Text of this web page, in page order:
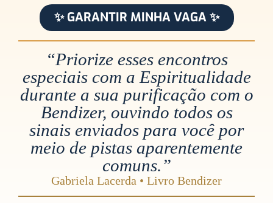
✨ GARANTIR MINHA VAGA ✨
“Priorize esses encontros
especiais com a Espiritualidade
durante a sua purificação com o
Bendizer, ouvindo todos os
sinais enviados para você por
meio de pistas aparentemente
comuns.”
Gabriela Lacerda • Livro Bendizer